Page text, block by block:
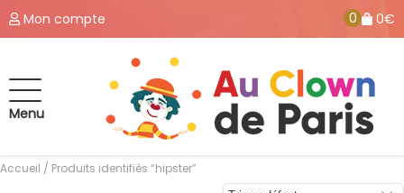
Mon compte 0 0€
Menu
Accueil / Produits identifiés “hipster”